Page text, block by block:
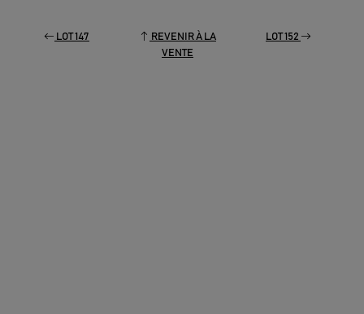
LOT 147
REVENIR À LA
VENTE
LOT 152